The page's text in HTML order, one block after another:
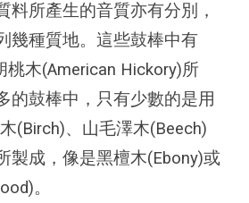
料所產生的音質亦有分別，
幾種質地。這些鼓棒中有
桃木(American Hickory)所
的鼓棒中，只有少數的是用
(Birch)、山毛澤木(Beech)
製成，像是黑檀木(Ebony)或
。